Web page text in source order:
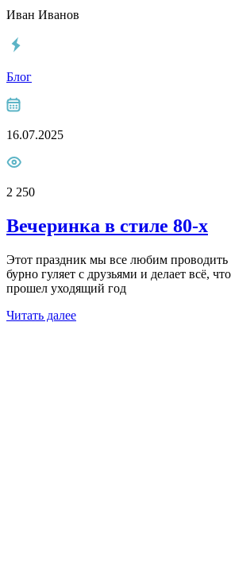
Иван Иванов
Блог
16.07.2025
2 250
Вечеринка в стиле 80-х
Этот праздник мы все любим проводить
бурно гуляет с друзьями и делает всё,
прошел уходящий год
Читать далее